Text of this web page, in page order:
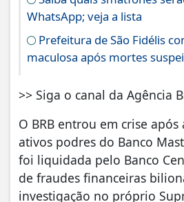
WhatsApp; veja a lista
Prefeitura de São Fidélis
maculosa após mortes
>> Siga o canal da Agência
O BRB entrou em crise
ativos podres do Banco
foi liquidada pelo Banco
de fraudes financeiras
investigação no próprio